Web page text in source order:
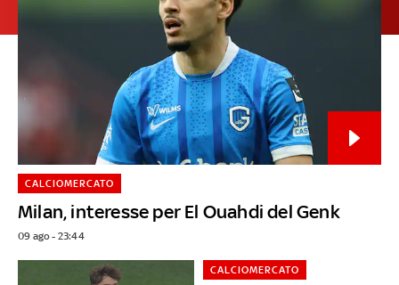
Milan, interesse per El Ouahdi del Genk
CALCIOMERCATO
09 ago - 23:44
CALCIOMERCATO